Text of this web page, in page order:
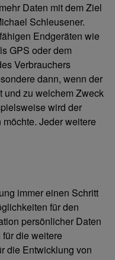
Daten mit dem Ziel
Schleusener.
Endgeräten wie
GPS oder dem
Verbrauchers
dann, wenn der
und zu welchem Zweck
wird der
Jeder weitere
immer einen Schritt
für den
persönlicher Daten
die weitere
die Entwicklung von